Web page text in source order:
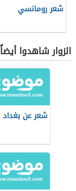
شعر رومانسي
الزوار شاهدوا أيضاً
شعر عن بغداد